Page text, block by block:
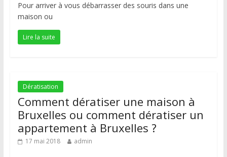
Pour arriver à vous débarrasser des souris dans une
maison ou
Lire la suite
Dératisation
Comment dératiser une maison à
Bruxelles ou comment dératiser un
appartement à Bruxelles ?
17 mai 2018 admin